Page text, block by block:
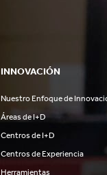
INNOVACIÓN
Nuestro Enfoque de
Áreas de I+D
Centros de I+D
Centros de Experiencia
Herramientas